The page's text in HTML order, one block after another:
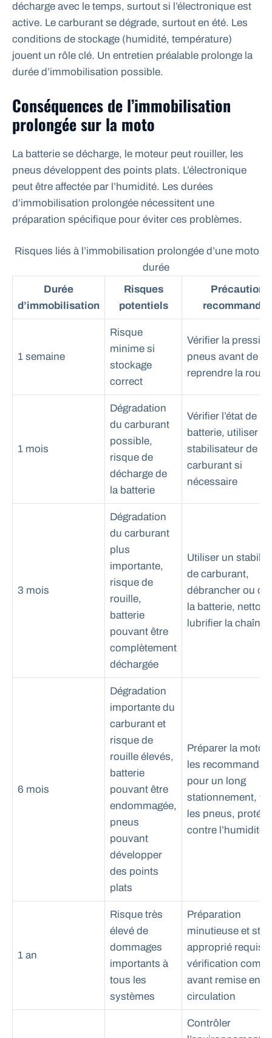
décharge avec le temps, surtout si l’électronique est
active. Le carburant se dégrade, surtout en été. Les
conditions de stockage (humidité, température)
jouent un rôle clé. Un entretien préalable prolonge la
durée d’immobilisation possible.
Conséquences de l’immobilisation
prolongée sur la moto
La batterie se décharge, le moteur peut rouiller, les
pneus développent des points plats. L’électronique
peut être affectée par l’humidité. Les durées
d’immobilisation prolongée nécessitent une
préparation spécifique pour éviter ces problèmes.
Risques liés à l’immobilisation prolongée d’une moto
durée
Durée
d’immobilisation
Risques
potentiels
Précautions
1 semaine
Risque
minime si
stockage
correct
Vérifier la
pneus avant de
reprendre la route
1 mois
Dégradation
du carburant
possible,
risque de
décharge de
la batterie
Vérifier l’état de la
batterie, utiliser un
stabilisateur de
carburant si
nécessaire
3 mois
Dégradation
du carburant
plus
importante,
risque de
rouille,
batterie
pouvant être
complètement
déchargée
Utiliser un
de carburant,
débrancher ou
la batterie,
lubrifier la chaîne
6 mois
Dégradation
importante du
carburant et
risque de
rouille élevés,
batterie
pouvant être
endommagée,
pneus
pouvant
développer
des points
plats
Préparer la moto
les
pour un long
stationnement,
les pneus,
contre l’humidité
1 an
Risque très
élevé de
dommages
importants à
tous les
systèmes
Préparation
minutieuse et
approprié requis,
vérification
avant remise en
circulation
Contrôler